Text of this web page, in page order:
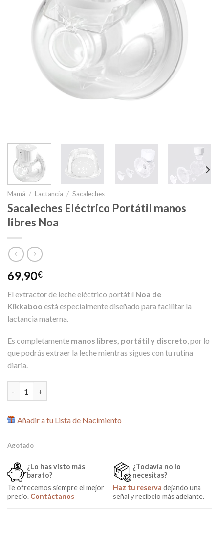
Mamá / Lactancia / Sacaleches
Sacaleches Eléctrico Portátil manos
libres Noa
69,90€
El extractor de leche eléctrico portátil Noa de
Kikkaboo está especialmente diseñado para facilitar la
lactancia materna.
Es completamente manos libres, portátil y discreto, por lo
que podrás extraer la leche mientras sigues con tu rutina
diaria.
Añadir a tu Lista de Nacimiento
Agotado
¿Lo has visto más
barato?
Te ofrecemos siempre el mejor
precio. Contáctanos
¿Todavía no lo
necesitas?
Haz tu reserva dejando una
señal y recíbelo más adelante.